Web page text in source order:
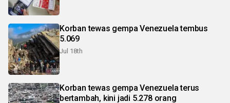
Korban tewas gempa Venezuela tembus
5.069
Jul 18th
Korban tewas gempa Venezuela terus
bertambah, kini jadi 5.278 orang